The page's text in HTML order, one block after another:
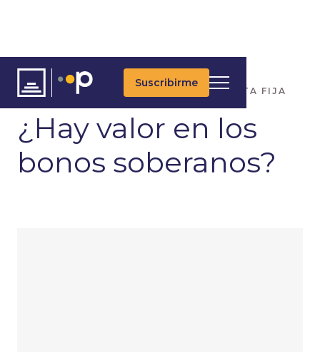
Suscribirme
ARTÍCULOS RENTA FIJA
¿Hay valor en los
bonos soberanos?